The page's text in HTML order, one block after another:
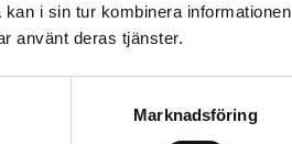
i sin tur kombinera informationen
använt deras tjänster.
Marknadsföring